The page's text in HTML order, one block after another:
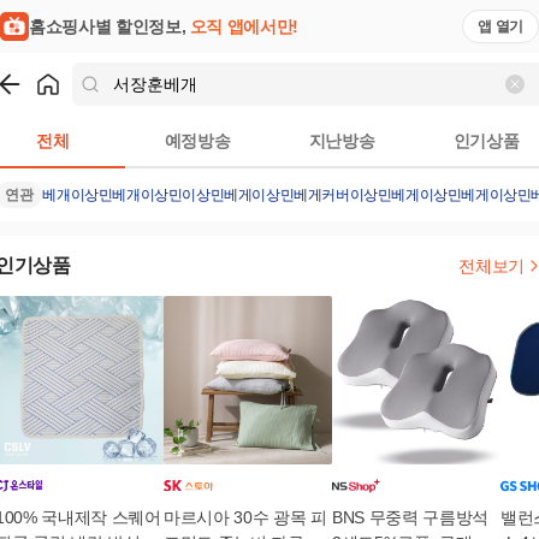
홈쇼핑사별 할인정보, 오직 앱에서만! 앱 열기
전체 예정방송 지난방송 인기상품
연관 베개 이상민베개 이상민이상민베게 이상민베게커버 이상민베게 이상민베게 이상민
기상품 전체보기
국내제작 스퀘어 마르시아 30수 광목 피 BNS 무중력 구름방석
밸런